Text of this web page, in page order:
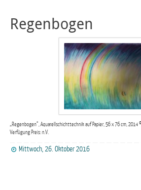
Regenbogen
„Regenbogen“, Aquarellschichttechnik auf Papier, 56 x 76 cm, 2014
Verfügung Preis: n.V.
Mittwoch, 26. Oktober 2016